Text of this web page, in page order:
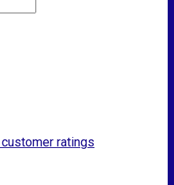
customer ratings